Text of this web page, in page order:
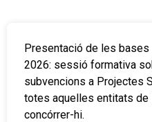
Presentació de les bases
2026: sessió formativa
subvencions a Projectes
totes aquelles entitats de
concórrer-hi.